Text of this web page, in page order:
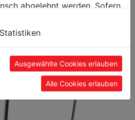
abgelehnt werden. Sofern
Cookies.
Statistiken
Ausgewählte Cookies erlauben
Alle Cookies erlauben